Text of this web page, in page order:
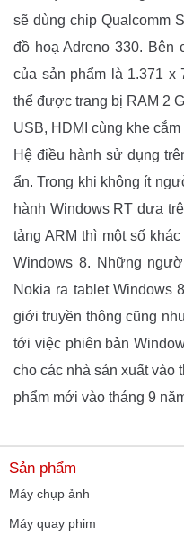
sẽ dùng chip Qualcomm
đồ hoạ Adreno 330. Bên
của sản phẩm là 1.371 x
thể được trang bị RAM 2
USB, HDMI cùng khe cắm
Hệ điều hành sử dụng
ẩn. Trong khi không ít
hành Windows RT dựa
tảng ARM thì một số
Windows 8. Những
Nokia ra tablet Windows
giới truyền thông cũng
tới việc phiên bản
cho các nhà sản xuất vào
phẩm mới vào tháng 9
Sản phẩm
Máy chụp ảnh
Máy quay phim